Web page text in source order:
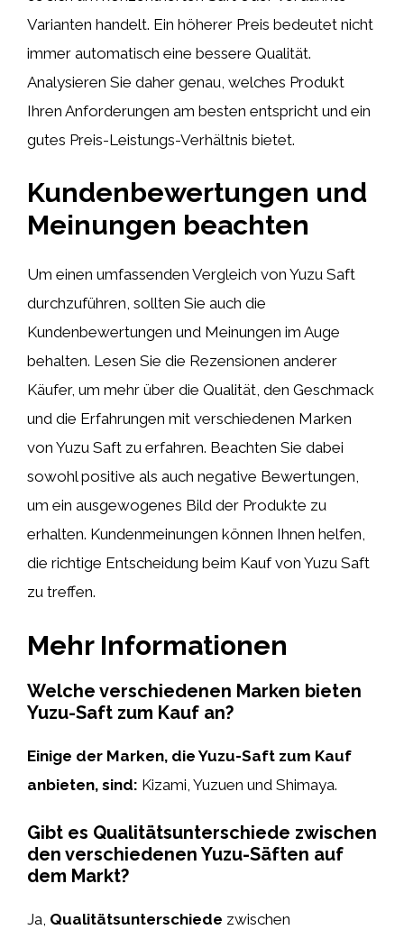
Varianten handelt. Ein höherer Preis bedeutet nicht
immer automatisch eine bessere Qualität.
Analysieren Sie daher genau, welches Produkt
Ihren Anforderungen am besten entspricht und ein
gutes Preis-Leistungs-Verhältnis bietet.
Kundenbewertungen und
Meinungen beachten
Um einen umfassenden Vergleich von Yuzu Saft
durchzuführen, sollten Sie auch die
Kundenbewertungen und Meinungen im Auge
behalten. Lesen Sie die Rezensionen anderer
Käufer, um mehr über die Qualität, den Geschmack
und die Erfahrungen mit verschiedenen Marken
von Yuzu Saft zu erfahren. Beachten Sie dabei
sowohl positive als auch negative Bewertungen,
um ein ausgewogenes Bild der Produkte zu
erhalten. Kundenmeinungen können Ihnen helfen,
die richtige Entscheidung beim Kauf von Yuzu Saft
zu treffen.
Mehr Informationen
Welche verschiedenen Marken bieten
Yuzu-Saft zum Kauf an?
Einige der Marken, die Yuzu-Saft zum Kauf
anbieten, sind: Kizami, Yuzuen und Shimaya.
Gibt es Qualitätsunterschiede zwischen
den verschiedenen Yuzu-Säften auf
dem Markt?
Ja, Qualitätsunterschiede zwischen